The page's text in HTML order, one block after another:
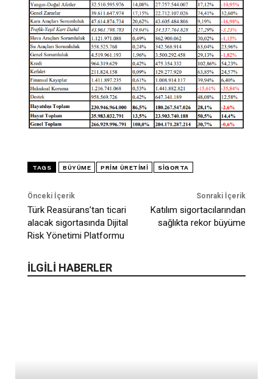
TAGS BÜYÜME PRIM ÜRETIMI SIGORTA
Önceki İçerik
Türk Reasürans’tan ticari
alacak sigortasında Dijital
Risk Yönetimi Platformu
Sonraki İçerik
Katılım sigortacılarından
sağlıkta rekor büyüme
İLGİLİ HABERLER